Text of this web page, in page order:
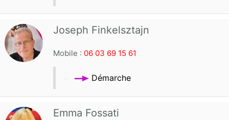
Joseph Finkelsztajn
Mobile : 06 03 69 15 61
Démarche
Emma Fossati